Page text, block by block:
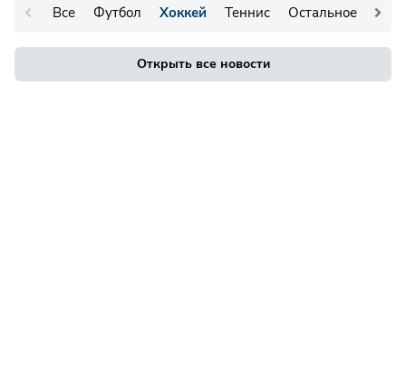
Все Футбол Хоккей Теннис Остальное
Открыть все новости